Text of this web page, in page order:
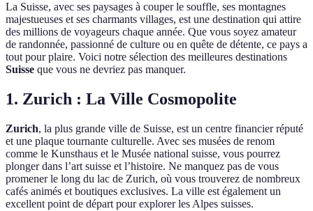
La Suisse, avec ses paysages à couper le souffle, ses montagnes
majestueuses et ses charmants villages, est une destination qui attire
des millions de voyageurs chaque année. Que vous soyez amateur
de randonnée, passionné de culture ou en quête de détente, ce pays a
tout pour plaire. Voici notre sélection des meilleures destinations
Suisse que vous ne devriez pas manquer.
1. Zurich : La Ville Cosmopolite
Zurich, la plus grande ville de Suisse, est un centre financier réputé
et une plaque tournante culturelle. Avec ses musées de renom
comme le Kunsthaus et le Musée national suisse, vous pourrez
plonger dans l’art suisse et l’histoire. Ne manquez pas de vous
promener le long du lac de Zurich, où vous trouverez de nombreux
cafés animés et boutiques exclusives. La ville est également un
excellent point de départ pour explorer les Alpes suisses.